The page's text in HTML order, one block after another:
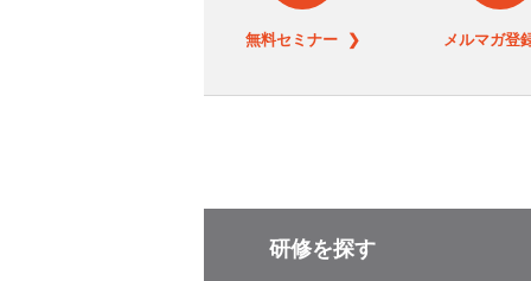
無料セミナー ❯ メルマガ
研修を探す